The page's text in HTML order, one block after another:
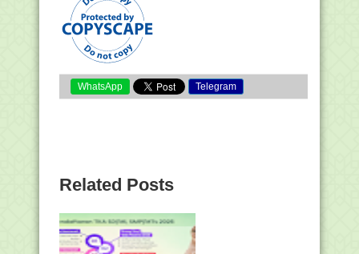
WhatsApp Telegram
Related Posts